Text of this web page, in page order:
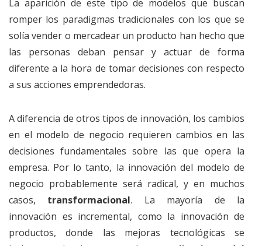
La aparición de este tipo de modelos que buscan
romper los paradigmas tradicionales con los que se
solía vender o mercadear un producto han hecho que
las personas deban pensar y actuar de forma
diferente a la hora de tomar decisiones con respecto
a sus acciones emprendedoras.
A diferencia de otros tipos de innovación, los cambios
en el modelo de negocio requieren cambios en las
decisiones fundamentales sobre las que opera la
empresa. Por lo tanto, la innovación del modelo de
negocio probablemente será radical, y en muchos
casos, transformacional. La mayoría de la
innovación es incremental, como la innovación de
productos, donde las mejoras tecnológicas se